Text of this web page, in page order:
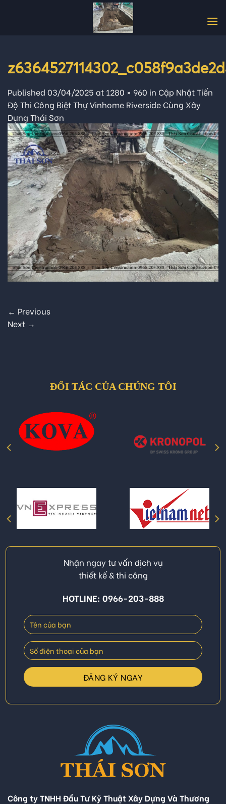
Published 03/04/2025 at 1280 × 960 in Cập Nhật Tiến
Độ Thi Công Biệt Thự Vinhome Riverside Cùng Xây
Dựng Thái Sơn
← Previous
Next →
ĐỐI TÁC CỦA CHÚNG TÔI
Nhận ngay tư vấn dịch vụ
thiết kế & thi công
HOTLINE: 0966-203-888
Công ty TNHH Đầu Tư Kỹ Thuật Xây Dựng Và Thương